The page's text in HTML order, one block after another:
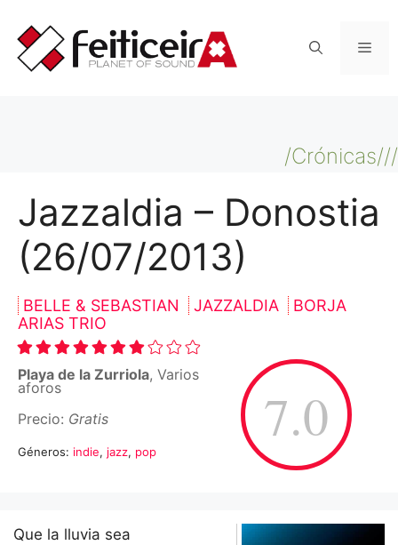
contenido
/Crónicas///
Jazzaldia – Donostia
(26/07/2013)
BELLE & SEBASTIAN JAZZALDIA
BORJA
ARIAS TRIO
7.0
Playa de la Zurriola, Varios
aforos
Precio: Gratis
Géneros: indie, jazz, pop
Que la lluvia sea